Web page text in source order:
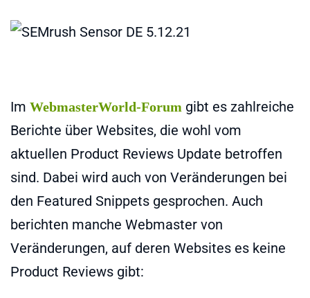
Im WebmasterWorld-Forum gibt es zahlreiche
Berichte über Websites, die wohl vom
aktuellen Product Reviews Update betroffen
sind. Dabei wird auch von Veränderungen bei
den Featured Snippets gesprochen. Auch
berichten manche Webmaster von
Veränderungen, auf deren Websites es keine
Product Reviews gibt: